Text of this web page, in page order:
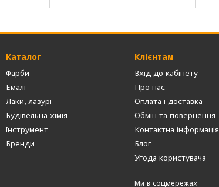
Каталог
Фарби
Емалі
Лаки, лазурі
Будівельна хімія
Інструмент
Бренди
Клієнтам
Вхід до кабінету
Про нас
Оплата і доставка
Обмін та повернення
Контактна інформація
Блог
Угода користувача
Ми в соцмережах